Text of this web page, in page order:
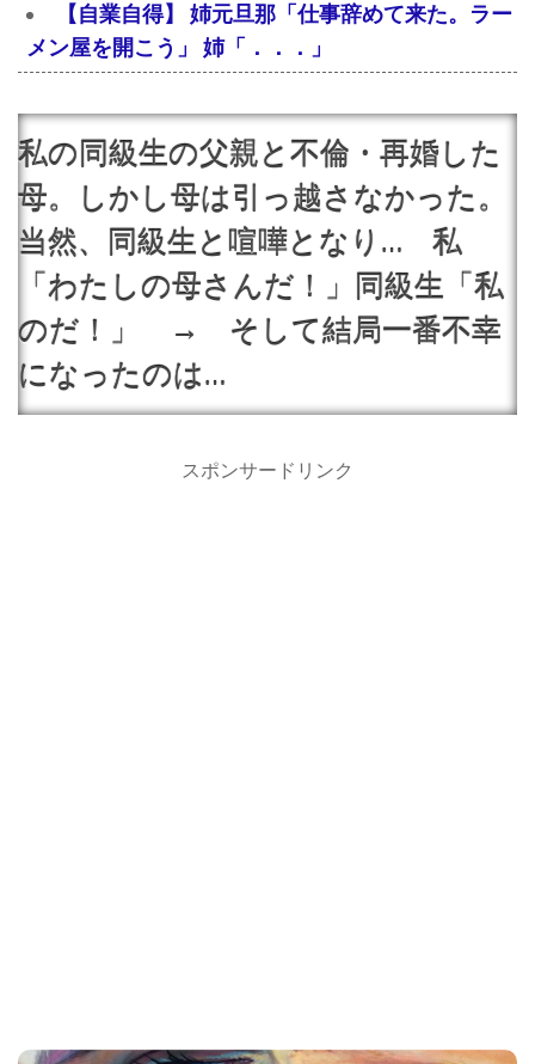
【自業自得】 姉元旦那「仕事辞めて来た。ラー
メン屋を開こう」 姉「．．．」
私の同級生の父親と不倫・再婚した
母。しかし母は引っ越さなかった。
当然、同級生と喧嘩となり… 私
「わたしの母さんだ！」同級生「私
のだ！」 → そして結局一番不幸
になったのは…
スポンサードリンク